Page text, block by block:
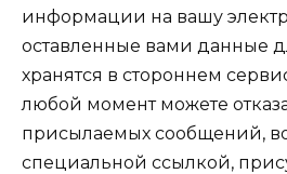
информации на вашу
оставленные вами данные
хранятся в стороннем
любой момент можете
присылаемых сообщений,
специальной ссылкой,